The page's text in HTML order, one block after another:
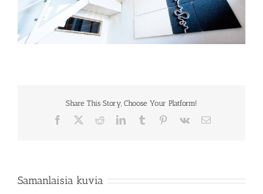
Share This Story, Choose Your Platform!
Facebook RedditLinkedInTumblr Pinterest
Vk Sähköposti
Samanlaisia kuvia